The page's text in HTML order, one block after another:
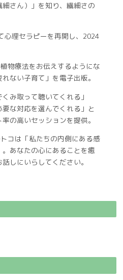
細さん）」を知り、繊細さの
心理セラピーを再開し、2024
物療法をお伝えするようにな
ない子育て」を電子出版。
み取って聴いてくれる」
要な対応を選んでくれる」と
の高いセッションを提供。
コは「私たちの内側にある感
あなたの心にあることを癒
しにいらしてください。